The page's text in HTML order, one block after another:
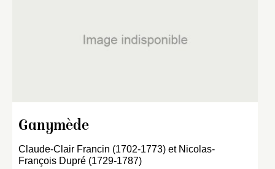
Ganymède
Claude-Clair Francin (1702-1773) et Nicolas-
François Dupré (1729-1787)